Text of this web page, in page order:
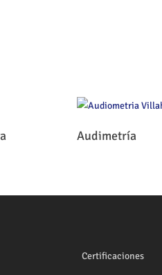
Audimetría
Certificaciones